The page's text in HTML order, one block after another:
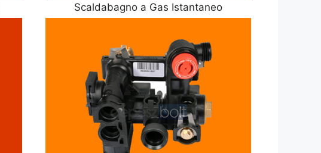
Scaldabagno a Gas Istantaneo